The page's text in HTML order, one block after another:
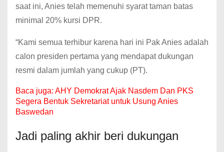
saat ini, Anies telah memenuhi syarat taman batas
minimal 20% kursi DPR.
“Kami semua terhibur karena hari ini Pak Anies adalah
calon presiden pertama yang mendapat dukungan
resmi dalam jumlah yang cukup (PT).
Baca juga: AHY Demokrat Ajak Nasdem Dan PKS
Segera Bentuk Sekretariat untuk Usung Anies
Baswedan
Jadi paling akhir beri dukungan